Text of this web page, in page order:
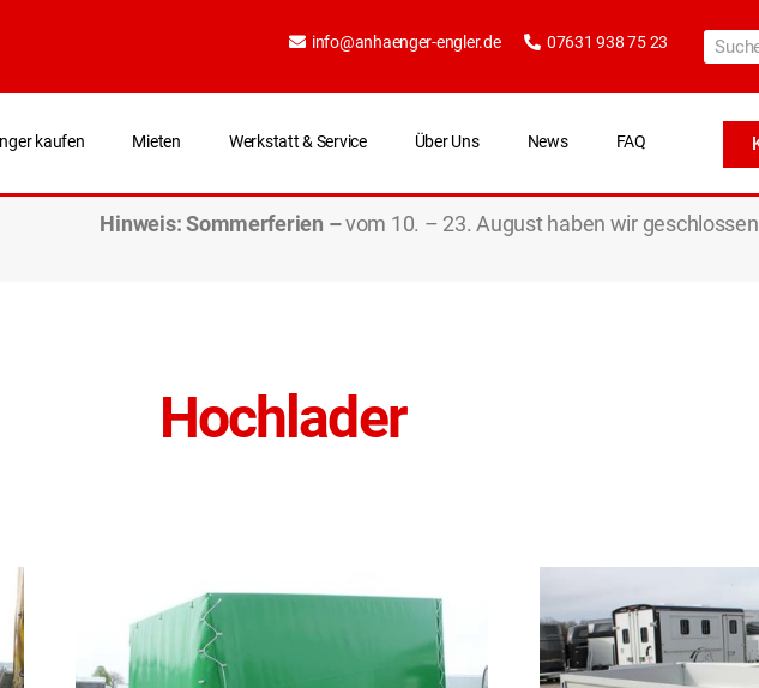
info@anhaenger-engler.de 07631 938 75 23
kaufen Mieten Werkstatt & Service Über Uns News FAQ
Hinweis:Sommerferien –vom 10. – 23. August haben wir
Hochlader